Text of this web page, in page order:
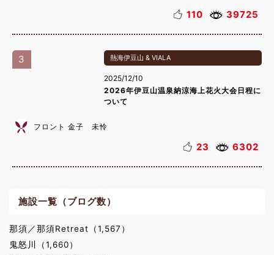
110 39725
3 熱海伊豆山 & VIALA
2025/12/10
2026年伊豆山温泉納涼海上花火大会日程に
ついて
フロント 金子 未怜
23 6302
施設一覧（ブログ数）
那須／那須Retreat（1,567）
鬼怒川（1,660）